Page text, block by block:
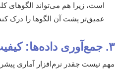
است، زیرا هم می‌تواند الگوهای
عمیق‌تر پشت آن الگوها را درک
۳. جمع‌آوری داده‌ها: کیفیت بر کمیت
مهم نیست چقدر نرم‌افزار آماری